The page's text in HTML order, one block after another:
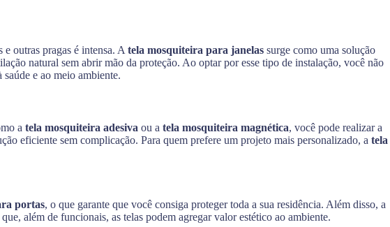
outras pragas é intensa. A tela mosquiteira para janelas surge como uma solução
natural sem abrir mão da proteção. Ao optar por esse tipo de instalação, você não
e ao meio ambiente.
a tela mosquiteira adesiva ou a tela mosquiteira magnética, você pode realizar a
eficiente sem complicação. Para quem prefere um projeto mais personalizado, a tela
portas, o que garante que você consiga proteger toda a sua residência. Além disso, a
além de funcionais, as telas podem agregar valor estético ao ambiente.